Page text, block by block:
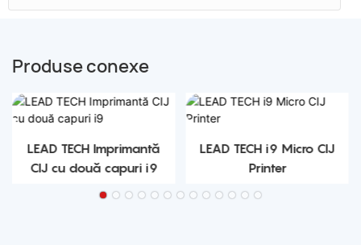
Produse conexe
LEAD TECH Imprimantă
CIJ cu două capuri i9
LEAD TECH i9 Micro CIJ
Printer